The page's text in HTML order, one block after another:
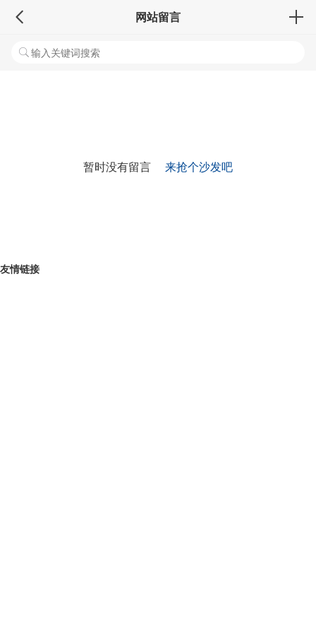
网站留言
暂时没有留言 来抢个沙发吧
友情链接